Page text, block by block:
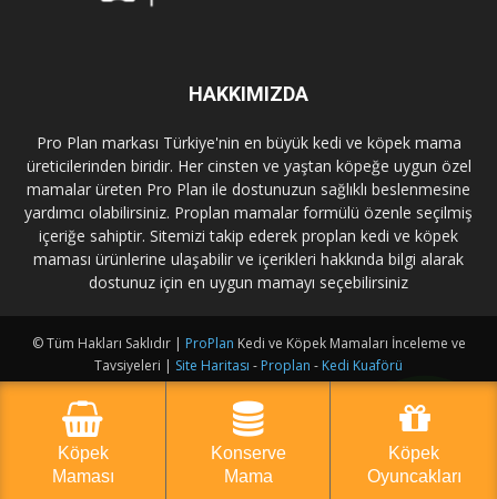
HAKKIMIZDA
Pro Plan markası Türkiye'nin en büyük kedi ve köpek mama
üreticilerinden biridir. Her cinsten ve yaştan köpeğe uygun özel
mamalar üreten Pro Plan ile dostunuzun sağlıklı beslenmesine
yardımcı olabilirsiniz. Proplan mamalar formülü özenle seçilmiş
içeriğe sahiptir. Sitemizi takip ederek proplan kedi ve köpek
maması ürünlerine ulaşabilir ve içerikleri hakkında bilgi alarak
dostunuz için en uygun mamayı seçebilirsiniz
© Tüm Hakları Saklıdır | ProPlan Kedi ve Köpek Mamaları İnceleme ve
Tavsiyeleri | Site Haritası - Proplan - Kedi Kuaförü
Köpek
Maması
Konserve
Mama
Köpek
Oyuncakları